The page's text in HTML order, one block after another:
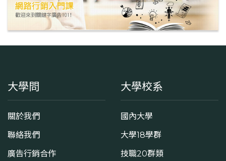
大學問
關於我們
聯絡我們
廣告行銷合作
大學校系
國內大學
大學18學群
技職20群類